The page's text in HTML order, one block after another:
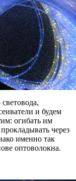
и будем
огибать им
через
именно так
оптоволокна.